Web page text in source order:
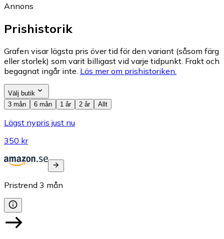
Annons
Prishistorik
Grafen visar lägsta pris över tid för den variant (såsom färg
eller storlek) som varit billigast vid varje tidpunkt. Frakt och
begagnat ingår inte. Läs mer om prishistoriken.
Välj butik
3 mån
6 mån 1 år 2 år Allt
Lägst nypris just nu
350 kr
Pristrend 3 mån